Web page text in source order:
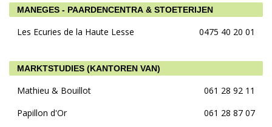
MANEGES - PAARDENCENTRA & STOETERIJEN
Les Ecuries de la Haute Lesse 0475 40 20 01
MARKTSTUDIES (KANTOREN VAN)
Mathieu & Bouillot
061 28 92 11
Papillon d'Or
061 28 87 07